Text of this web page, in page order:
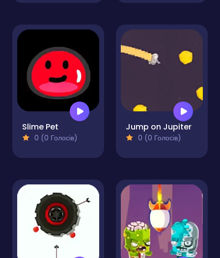
Slime Pet
0 (0 Голосів)
Jump on Jupiter
0 (0 Голосів)